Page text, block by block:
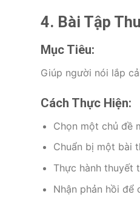
4. Bài Tập
Mục Tiêu:
Giúp người nói lắp
Cách Thực Hiện:
Chọn một chủ đề
Chuẩn bị một bài
Thực hành thuyết
Nhận phản hồi để